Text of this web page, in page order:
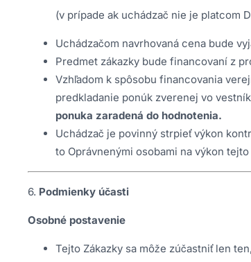
(v prípade ak uchádzač nie je platcom
Uchádzačom navrhovaná cena bude
Predmet zákazky bude financovaní z
Vzhľadom k spôsobu financovania
predkladanie ponúk zverenej vo
ponuka zaradená do hodnotenia.
Uchádzač je povinný strpieť výkon
to Oprávnenými osobami na výkon
6. Podmienky účasti
Osobné postavenie
Tejto Zákazky sa môže zúčastniť len